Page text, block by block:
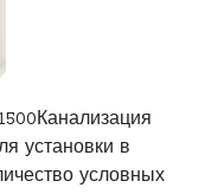
установки в
условных